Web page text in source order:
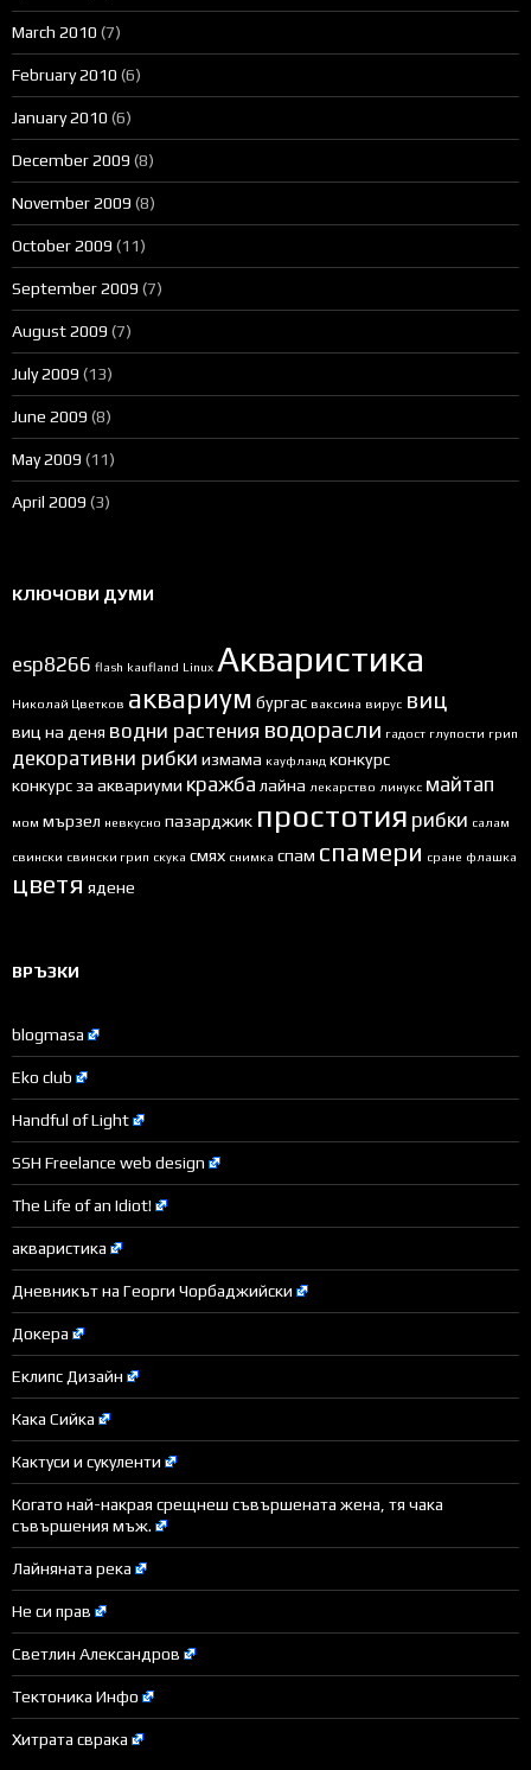
March 2010 (7)
February 2010 (6)
January 2010 (6)
December 2009 (8)
November 2009 (8)
October 2009 (11)
September 2009 (7)
August 2009 (7)
July 2009 (13)
June 2009 (8)
May 2009 (11)
April 2009 (3)
КЛЮЧОВИ ДУМИ
esp8266 flash kaufland Linux Акваристика
Николай Цветков аквариум бургас ваксина вирус виц
виц на деня водни растения водорасли гадост глупости грип
декоративни рибки измама кауфланд конкурс
конкурс за аквариуми кражба лайна лекарство линукс майтап
мом мързел невкусно пазарджик простотия рибки салам
свински свински грип скука смях снимка спам спамери сране флашка
цветя ядене
ВРЪЗКИ
blogmasa
Eko club
Handful of Light
SSH Freelance web design
The Life of an Idiot!
акваристика
Дневникът на Георги Чорбаджийски
Докера
Еклипс Дизайн
Кака Сийка
Кактуси и сукуленти
Когато най-накрая срещнеш съвършената жена, тя чака
съвършения мъж.
Лайняната река
Не си прав
Светлин Александров
Тектоника Инфо
Хитрата сврака